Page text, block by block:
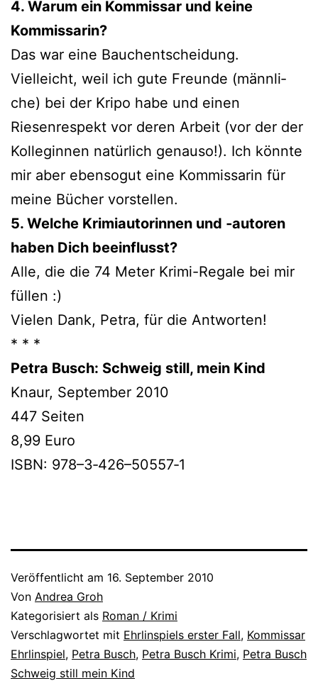
4. Warum ein Kommissar und kei­ne
Kommissarin?
Das war eine Bauchentscheidung.
Vielleicht, weil ich gute Freunde (männ­li­
che) bei der Kripo habe und einen
Riesenrespekt vor deren Arbeit (vor der der
Kolleginnen natür­lich genau­so!). Ich könn­te
mir aber eben­so­gut eine Kommissarin für
mei­ne Bücher vorstellen.
5. Welche Krimiautorinnen und ‑autoren
haben Dich beeinflusst?
Alle, die die 74 Meter Krimi-Regale bei mir
füllen :)
Vielen Dank, Petra, für die Antworten!
* * *
Petra Busch: Schweig still, mein Kind
Knaur, September 2010
447 Seiten
8,99 Euro
ISBN: 978–3‑426–50557‑1
Veröffentlicht am 16. September 2010
Von Andrea Groh
Kategorisiert als Roman / Krimi
Verschlagwortet mit Ehrlinspiels erster Fall, Kommissar
Ehrlinspiel, Petra Busch, Petra Busch Krimi, Petra Busch
Schweig still mein Kind